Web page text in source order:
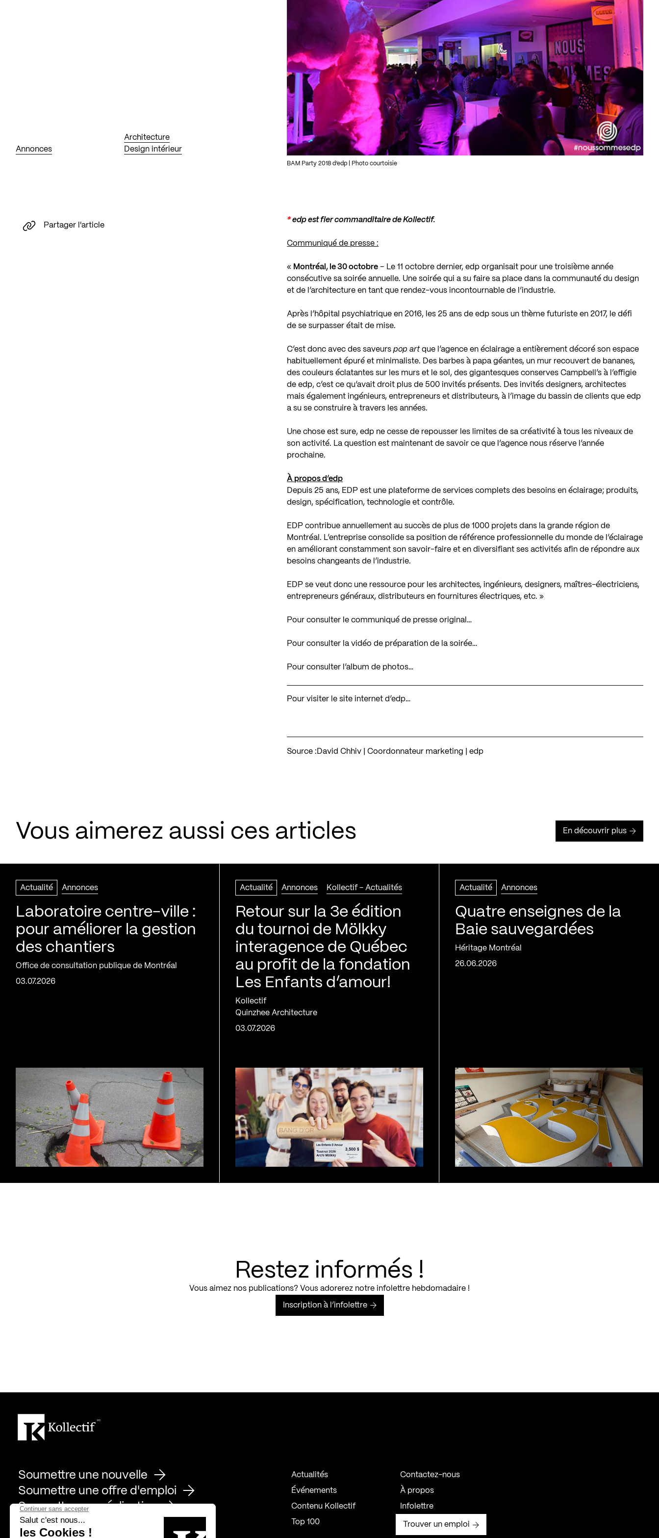
Annonces
Architecture
Design intérieur
BAM Party 2018 d’edp | Photo courtoisie
*edp est fier commanditaire de Kollectif.
Communiqué de presse :
« Montréal, le 30 octobre – Le 11 octobre dernier, edp organisait pour une troisième année
consécutive sa soirée annuelle. Une soirée qui a su faire sa place dans la communauté du design
et de l’architecture en tant que rendez-vous incontournable de l’industrie.
Après l’hôpital psychiatrique en 2016, les 25 ans de edp sous un thème futuriste en 2017, le défi
de se surpasser était de mise.
C’est donc avec des saveurspop artque l’agence en éclairage a entièrement décoré son espace
habituellement épuré et minimaliste. Des barbes à papa géantes, un mur recouvert de bananes,
des couleurs éclatantes sur les murs et le sol, des gigantesques conserves Campbell’s à l’effigie
de edp, c’est ce qu’avait droit plus de 500 invités présents. Des invités designers, architectes
mais également ingénieurs, entrepreneurs et distributeurs, à l’image du bassin de clients que edp
a su se construire à travers les années.
Une chose est sure, edp ne cesse de repousser les limites de sa créativité à tous les niveaux de
son activité. La question est maintenant de savoir ce que l’agence nous réserve l’année
prochaine.
À propos d’edp
Depuis 25 ans, EDP est une plateforme de services complets des besoins en éclairage; produits,
design, spécification, technologie et contrôle.
EDP contribue annuellement au succès de plus de 1000 projets dans la grande région de
Montréal. L’entreprise consolide sa position de référence professionnelle du monde de l’éclairage
en améliorant constamment son savoir-faire et en diversifiant ses activités afin de répondre aux
besoins changeants de l’industrie.
EDP se veut donc une ressource pour les architectes, ingénieurs, designers, maîtres-électriciens,
entrepreneurs généraux, distributeurs en fournitures électriques, etc. »
Pour consulter le communiqué de presse original…
Pour consulter la vidéo de préparation de la soirée…
Pour consulter l’album de photos…
Pour visiter le site internet d’edp…
Source : David Chhiv | Coordonnateur marketing | edp
Partager l'article
Vous aimerez aussi ces articles En découvrir plus
Actualité Annonces
Laboratoire centre-ville :
pour améliorer la gestion
des chantiers
Office de consultation publique de Montréal
03.07.2026
Actualité Annonces Kollectif - Actualités
Retour sur la 3e édition
du tournoi de Mölkky
interagence de Québec
au profit de la fondation
Les Enfants d’amour!
Kollectif
Quinzhee Architecture
03.07.2026
Actualité Annonces
Quatre enseignes de la
Baie sauvegardées
Héritage Montréal
26.06.2026
Restez informés !
Vous aimez nos publications? Vous adorerez notre infolettre hebdomadaire !
Inscription à l’infolettre
Soumettre une nouvelle
Soumettre une offre d'emploi
Soumettre une réalisation
Actualités
Événements
Contenu Kollectif
Top 100
Contactez-nous
À propos
Infolettre
Trouver un emploi